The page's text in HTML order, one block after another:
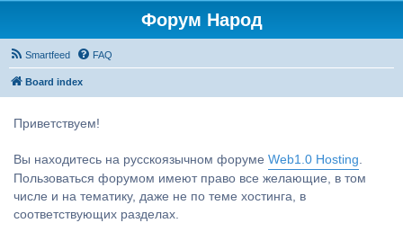
Форум Народ
Smartfeed FAQ
Board index
Приветствуем!
Вы находитесь на русскоязычном форуме Web1.0 Hosting.
Пользоваться форумом имеют право все желающие, в том
числе и на тематику, даже не по теме хостинга, в
соответствующих разделах.